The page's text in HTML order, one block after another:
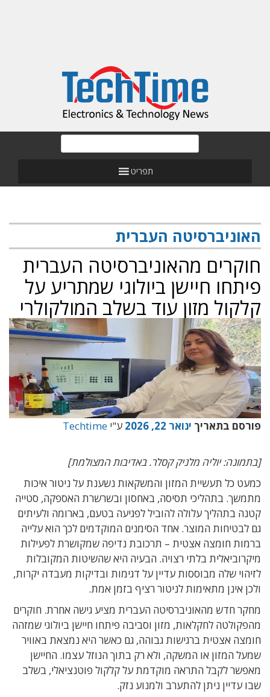
תפריט
האוניברסיטה העברית
חוקרים מהאוניברסיטה העברית
פיתחו חיישן ביולוגי שמתריע על
קלקול מזון עוד בשלב המולקולרי
פורסם בתאריך ינואר 22, 2026 ע"י Techtime
[בתמונה: יוליה מלניק קסלר. באדיבות המצולמת]
כמעט כל תעשיית המזון והמשקאות נשענת על ניטור איכות
מתמשך. בתהליכי תסיסה, באחסון ובשרשרת האספקה, סטייה
קטנה בתהליך עלולה להוביל לפגיעה בטעם, בארומה ולעיתים
גם לבטיחות המוצר. אחד הסימנים המוקדמים לכך הוא עלייה
ברמות חומצה אצטית – תרכובת נדיפה שמקושרת לפעילות
מיקרוביאלית בלתי רצויה. הבעיה היא שהשיטות המקובלות
לזיהוי שלה מבוססות עדיין על דגימות ובדיקות מעבדה יקרות,
ולכן אינן מתאימות לניטור רציף בזמן אמת.
מחקר חדש מהאוניברסיטה העברית מציע גישה אחרת. חוקרים
מהפקולטה לחקלאות, מזון וסביבה פיתחו חיישן ביולוגי שמזהה
חומצה אצטית ברגישות גבוהה, גם כאשר היא נמצאת באוויר
שמעל המזון או המשקה, ולא רק בתוך הנוזל עצמו. החיישן
מאפשר לקבל התראה מוקדמת על קלקול פוטנציאלי, בשלב
שבו עדיין ניתן להתערב ולמנוע נזק.